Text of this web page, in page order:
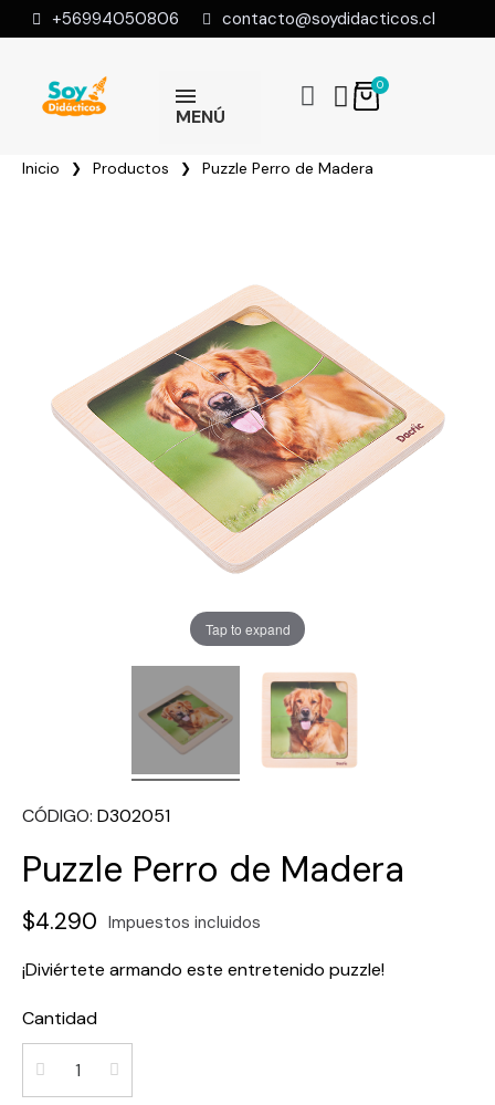
+56994050806 contacto@soydidacticos.cl
MENÚ
Inicio Productos Puzzle Perro de Madera
Tap to expand
CÓDIGO D302051
Puzzle Perro de Madera
$4.290 Impuestos incluidos
¡Diviértete armando este entretenido puzzle!
Cantidad